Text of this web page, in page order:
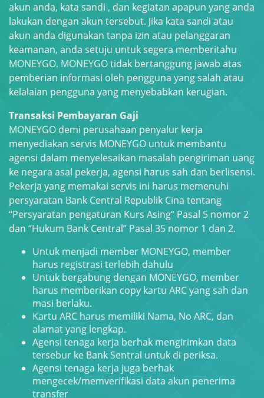
akun anda, kata sandi , dan kegiatan apapun yang anda
lakukan dengan akun tersebut. Jika kata sandi atau
akun anda digunakan tanpa izin atau pelanggaran
keamanan, anda setuju untuk segera memberitahu
MONEYGO. MONEYGO tidak bertanggung jawab atas
pemberian informasi oleh pengguna yang salah atau
kelalaian pengguna yang menyebabkan kerugian.
Transaksi Pembayaran Gaji
MONEYGO demi perusahaan penyalur kerja
menyediakan servis MONEYGO untuk membantu
agensi dalam menyelesaikan masalah pengiriman uang
ke negara asal pekerja, agensi harus sah dan berlisensi.
Pekerja yang memakai servis ini harus memenuhi
persyaratan Bank Central Republik Cina tentang
“Persyaratan pengaturan Kurs Asing” Pasal 5 nomor 2
dan “Hukum Bank Central” Pasal 35 nomor 1 dan 2.
Untuk menjadi member MONEYGO, member
harus registrasi terlebih dahulu
Untuk bergabung dengan MONEYGO, member
harus memberikan copy kartu ARC yang sah dan
masi berlaku.
Kartu ARC harus memiliki Nama, No ARC, dan
alamat yang lengkap.
Agensi tenaga kerja berhak mengirimkan data
tersebur ke Bank Sentral untuk di periksa.
Agensi tenaga kerja juga berhak
mengecek/memverifikasi data akun penerima
transfer